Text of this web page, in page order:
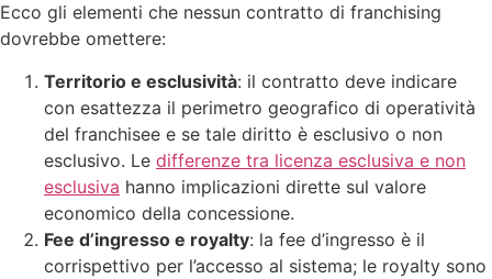
Ecco gli elementi che nessun contratto di franchising
dovrebbe omettere:
Territorio e esclusività: il contratto deve indicare
con esattezza il perimetro geografico di operatività
del franchisee e se tale diritto è esclusivo o non
esclusivo. Le differenze tra licenza esclusiva e non
esclusiva hanno implicazioni dirette sul valore
economico della concessione.
Fee d’ingresso e royalty: la fee d’ingresso è il
corrispettivo per l’accesso al sistema; le royalty sono